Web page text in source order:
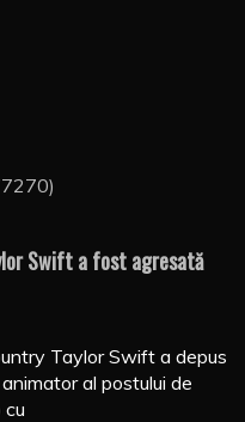
Swift a fost agresată
Taylor Swift a depus
al postului de
cu